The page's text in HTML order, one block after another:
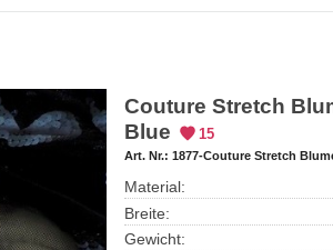
Couture Stretch
Blue
15
Art. Nr.: 1877-Couture Stretch
Material:
Breite:
Gewicht: